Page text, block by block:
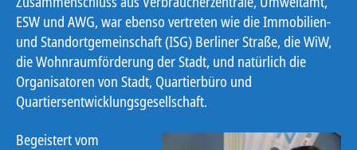
ESW und AWG, war ebenso vertreten wie die Immobilien-
und Standortgemeinschaft (ISG) Berliner Straße, die WiW,
die Wohnraumförderung der Stadt, und natürlich die
Organisatoren von Stadt, Quartierbüro und
Quartiersentwicklungsgesellschaft.
Begeistert vom